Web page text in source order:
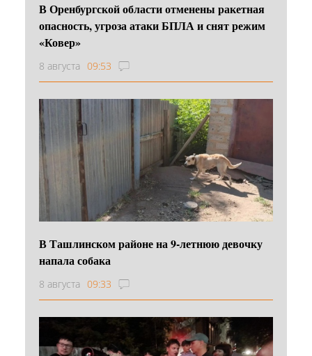
В Оренбургской области отменены ракетная
опасность, угроза атаки БПЛА и снят режим
«Ковер»
8 августа 09:53
В Ташлинском районе на 9-летнюю девочку
напала собака
8 августа 09:33